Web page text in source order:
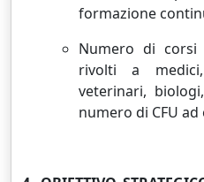
formazione
Numero di corsi
rivolti a
veterinari,
numero di CFU ad